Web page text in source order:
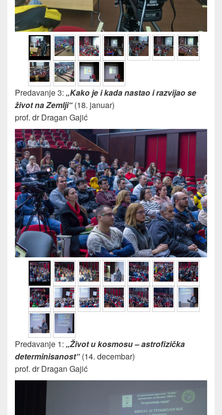
Predavanje 3: „Kako je i kada nastao i razvijao se
život na Zemlji“(18. januar)
prof. dr Dragan Gajić
Predavanje 1: „Život u kosmosu – astrofizička
determinisanost“(14. decembar)
prof. dr Dragan Gajić